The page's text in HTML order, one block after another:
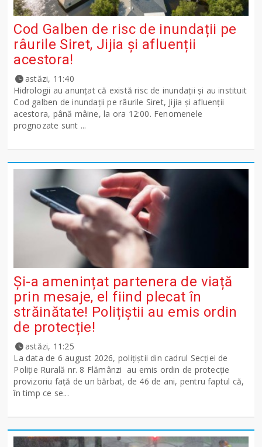
Cod Galben de risc de inundații pe
râurile Siret, Jijia și afluenții
acestora!
astăzi, 11:40
Hidrologii au anunțat că există risc de inundații și au instituit
Cod galben de inundații pe râurile Siret, Jijia și afluenții
acestora, până mâine, la ora 12:00. Fenomenele
prognozate sunt ...
Și-a amenințat partenera de viață
prin mesaje, el fiind plecat în
străinătate! Polițiștii au emis ordin
de protecție!
astăzi, 11:25
La data de 6 august 2026, polițiștii din cadrul Secției de
Poliție Rurală nr. 8 Flămânzi au emis ordin de protecție
provizoriu față de un bărbat, de 46 de ani, pentru faptul că,
în timp ce se...